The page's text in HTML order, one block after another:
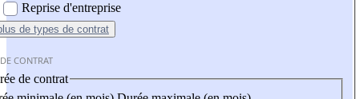
Reprise d'entreprise
de types de contrat
CONTRAT
de contrat